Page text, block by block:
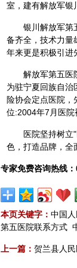
室，建有解放军银
银川解放军第
备齐全，技术力量
年来更是积极引进
解放军第五医
为驻宁夏回族自治
险协会定点医院
位:2004年7月医院
医院坚持树
色，打造品牌，全
专家免费咨询热线
本页关键字： 中国
第五医院联系方式
上一篇： 贺兰县人